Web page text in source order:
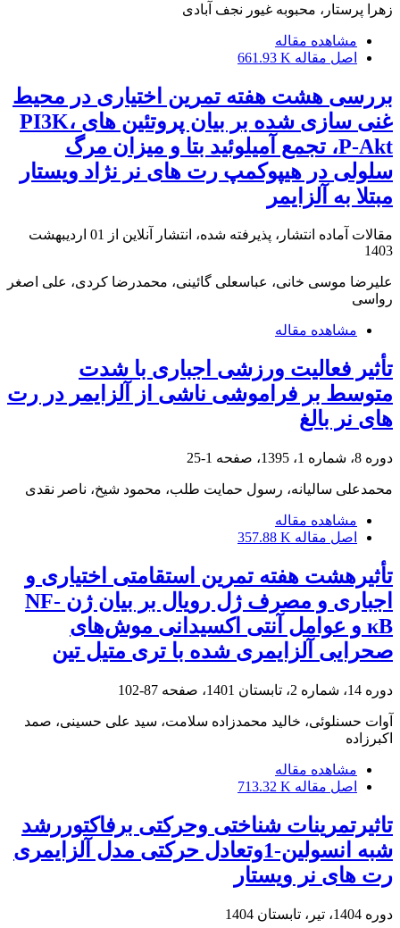
زهرا پرستار، محبوبه غیور نجف آبادی
مشاهده مقاله
اصل مقاله 661.93 K
بررسی هشت هفته تمرین اختیاری در محیط
غنی سازی شده بر بیان پروتئین های PI3K،
P-Akt، تجمع آمیلوئید بتا و میزان مرگ
سلولی در هیپوکمپ رت های نر نژاد ویستار
مبتلا به آلزایمر
مقالات آماده انتشار، پذیرفته شده، انتشار آنلاین از
01 اردیبهشت
1403
علیرضا موسی خانی، عباسعلی گائینی، محمدرضا کردی، علی اصغر
رواسی
مشاهده مقاله
تأثیر فعالیت ورزشی اجباری با شدت
متوسط بر فراموشی ناشی از آلزایمر در رت
های نر بالغ
دوره 8، شماره 1، 1395، صفحه 1-25
محمدعلی سالیانه، رسول حمایت طلب، محمود شیخ، ناصر نقدی
مشاهده مقاله
اصل مقاله 357.88 K
تأثیرهشت هفته تمرین استقامتی اختیاری و
اجباری و مصرف ژل رویال بر بیان ژن NF-
κB و عوامل آنتی اکسیدانی موش‌های
صحرایی آلزایمری شده با تری متیل تین
دوره 14، شماره 2، تابستان 1401، صفحه 87-102
آوات حسنلوئی، خالید محمدزاده سلامت، سید علی حسینی، صمد
اکبرزاده
مشاهده مقاله
اصل مقاله 713.32 K
تاثیرتمرینات شناختی وحرکتی برفاکتوررشد
شبه انسولین-1وتعادل حرکتی مدل آلزایمری
رت های نر ویستار
دوره 1404، تیر، تابستان 1404